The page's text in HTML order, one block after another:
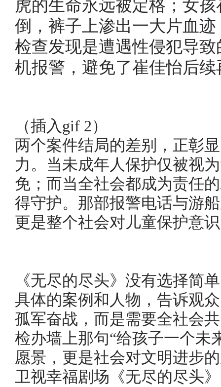
虎的生命永远被定格；女
倒，裤子上渗出一大片血
检查发现是遭遇性侵犯导
机报警，避免了崔佳怡后
（插入gif 2）
两个案件结局的差别，正彰
力。当未成年人保护仅被视
免；而当全社会都成为责任
得守护。那部报警电话与游
更是整个社会对儿童保护意
《无尽的尽头》没有选择简
具体的案例和人物，告诉观
孤军奋战，而是需要全社会
检办墙上那句“给孩子一个未
愿景，更是社会对文明进步
卫视幸福剧场《无尽的尽头